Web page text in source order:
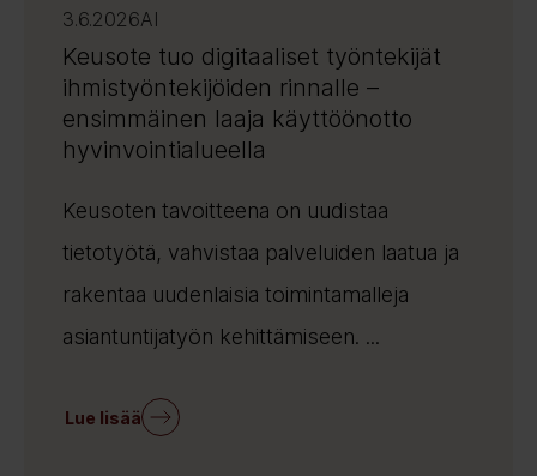
3.6.2026AI
Keusote tuo digitaaliset työntekijät
ihmistyöntekijöiden rinnalle –
ensimmäinen laaja käyttöönotto
hyvinvointialueella
Keusoten tavoitteena on uudistaa
tietotyötä, vahvistaa palveluiden laatua ja
rakentaa uudenlaisia toimintamalleja
asiantuntijatyön kehittämiseen. ...
Lue lisää